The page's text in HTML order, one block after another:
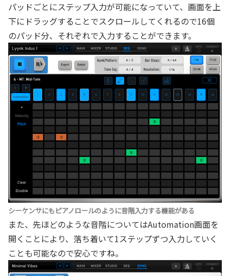
パッドごとにステップ入力が可能になっていて、画面を上
下にドラッグすることでスクロールしてくれるので16個
のパッド分、それぞれで入力することができます。
シーケンサにもピアノロールのように音階入力する機能がある
また、先ほどのような音階についてはAutomation画面を
開くことにより、落ち着いて1ステップずつ入力していく
ことも可能なので安心ですね。